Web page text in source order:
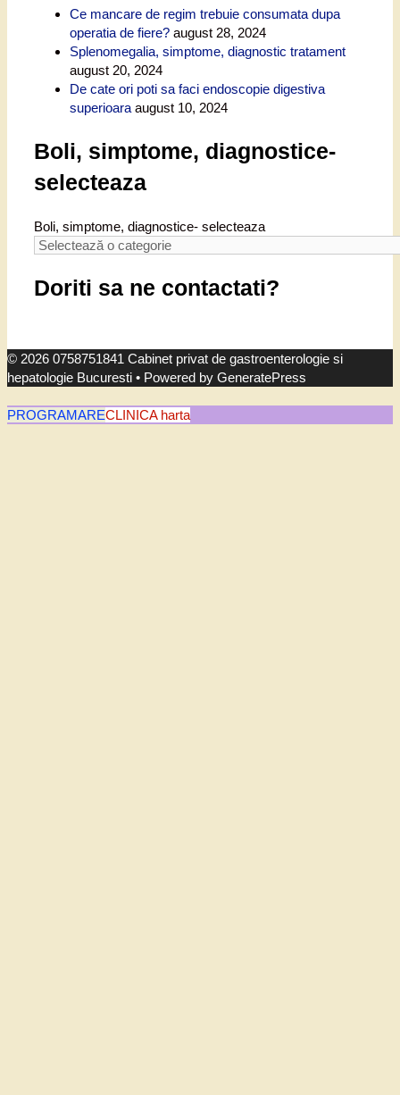
Ce mancare de regim trebuie consumata dupa
operatia de fiere? august 28, 2024
Splenomegalia, simptome, diagnostic tratament
august 20, 2024
De cate ori poti sa faci endoscopie digestiva
superioara august 10, 2024
Boli, simptome, diagnostice-
selecteaza
Boli, simptome, diagnostice- selecteaza
Doriti sa ne contactati?
© 2026 0758751841 Cabinet privat de gastroenterologie si
hepatologie Bucuresti • Powered by GeneratePress
PROGRAMARECLINICA harta